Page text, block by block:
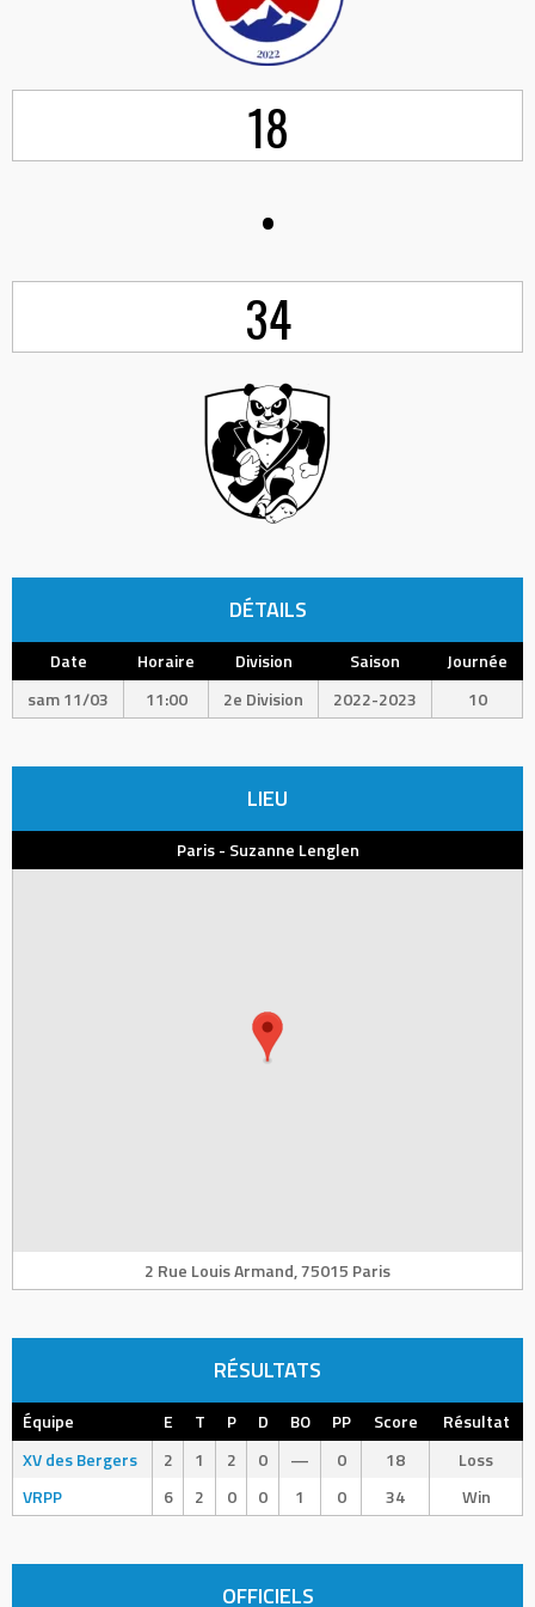
18
•
34
DÉTAILS
Date Horaire Division Saison
Journée
sam 11/03
11:00 2e Division 2022-2023 10
LIEU
Paris - Suzanne Lenglen
2 Rue Louis Armand, 75015 Paris
RÉSULTATS
Équipe E T P D BO PP Score
Résultat
XV des Bergers
2 1 2 0 — 0 18
Loss
VRPP
6 2 0 0 1 0 34 Win
OFFICIELS